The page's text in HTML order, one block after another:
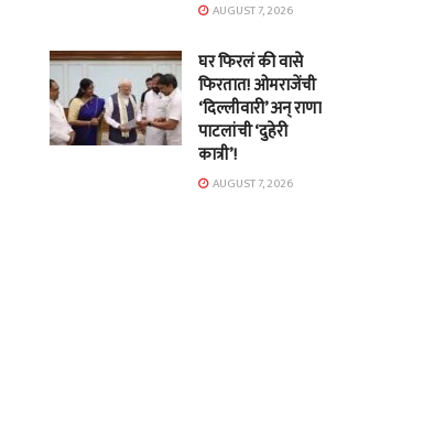
AUGUST 7, 2026
घर फिरलं की वासे
फिरतात! ओमराजेंची
‘दिल्लीवारी’ अन् राणा
पाटलांची ‘दुहेरी
कात्री’!
AUGUST 7, 2026